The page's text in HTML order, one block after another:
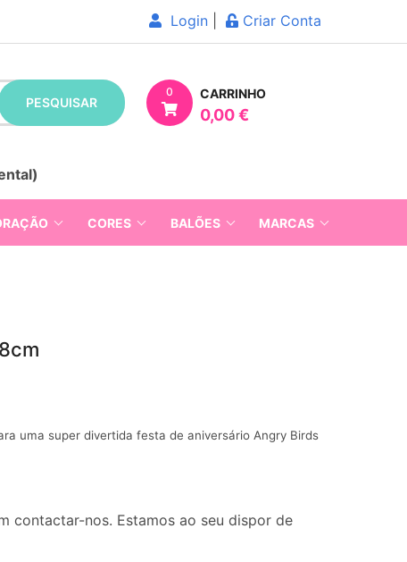
Login Criar Conta
PESQUISAR
0 CARRINHO
0,00 €
CORES BALÕES MARCAS
uma super divertida festa de aniversário Angry Birds
contactar-nos. Estamos ao seu dispor de